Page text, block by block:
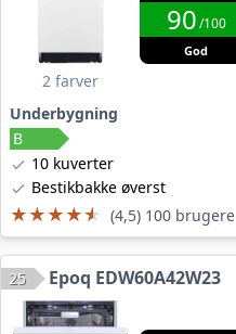
2 farver
90/100
God
Underbygning
10 kuverter
Bestikbakke øverst
★★★★★
★★★★★ (4,5) 100 brugere
25 Epoq EDW60A42W23